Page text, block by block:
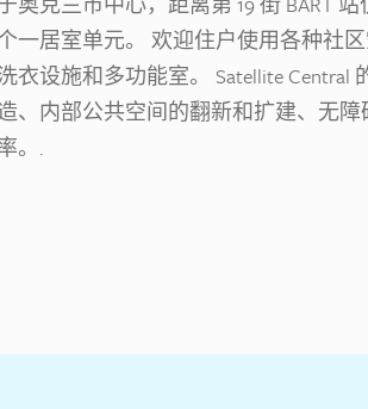
一居室单元。 欢迎住户使用各种社
衣设施和多功能室。 Satellite Central
、内部公共空间的翻新和扩建、无
。.